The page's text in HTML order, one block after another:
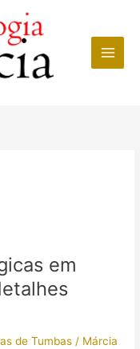
em
de Tumbas / Márcia